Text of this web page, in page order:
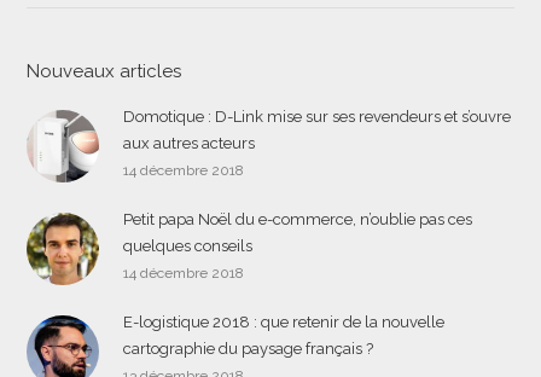
Nouveaux articles
Domotique : D-Link mise sur ses revendeurs et s’ouvre
aux autres acteurs
14 décembre 2018
Petit papa Noël du e-commerce, n’oublie pas ces
quelques conseils
14 décembre 2018
E-logistique 2018 : que retenir de la nouvelle
cartographie du paysage français ?